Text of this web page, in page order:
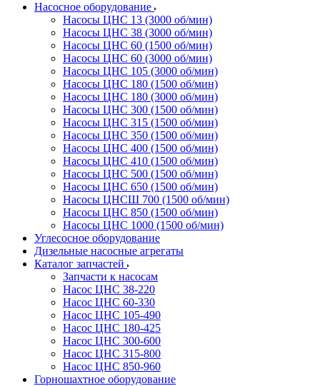
Насосное оборудование
Насосы ЦНС 13 (3000 об/мин)
Насосы ЦНС 38 (3000 об/мин)
Насосы ЦНС 60 (1500 об/мин)
Насосы ЦНС 60 (3000 об/мин)
Насосы ЦНС 105 (3000 об/мин)
Насосы ЦНС 180 (1500 об/мин)
Насосы ЦНС 180 (3000 об/мин)
Насосы ЦНС 300 (1500 об/мин)
Насосы ЦНС 315 (1500 об/мин)
Насосы ЦНС 350 (1500 об/мин)
Насосы ЦНС 400 (1500 об/мин)
Насосы ЦНС 410 (1500 об/мин)
Насосы ЦНС 500 (1500 об/мин)
Насосы ЦНС 650 (1500 об/мин)
Насосы ЦНСШ 700 (1500 об/мин)
Насосы ЦНС 850 (1500 об/мин)
Насосы ЦНС 1000 (1500 об/мин)
Углесосное оборудование
Дизельные насосные агрегаты
Каталог запчастей
Запчасти к насосам
Насос ЦНС 38-220
Насос ЦНС 60-330
Насос ЦНС 105-490
Насос ЦНС 180-425
Насос ЦНС 300-600
Насос ЦНС 315-800
Насос ЦНС 850-960
Горношахтное оборудование